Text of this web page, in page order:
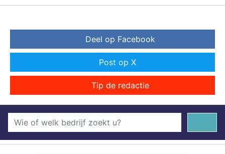
Deel op Facebook
Post op X
Tip de redactie